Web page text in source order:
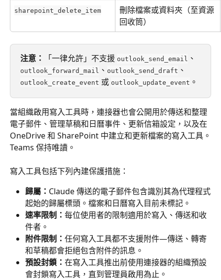
sharepoint_delete_item
刪除檔案或資料夾（至資源
回收筒）
注意： 「一律允許」不支援 outlook_send_email 、
outlook_forward_mail 、 outlook_send_draft 、
outlook_create_event 或 outlook_update_event 。
當組織啟用寫入工具時，連接器也會公開用於傳送和整理
電子郵件、管理草稿和日曆事件、更新信箱設定，以及在
OneDrive 和 SharePoint 中建立和更新檔案的寫入工具。
Teams 保持唯讀。
寫入工具包括下列內建保護措施：
歸屬： Claude 傳送的電子郵件包含識別其為代理程式
起始的歸屬標頭。檔案和日曆寫入目前未標記。
速率限制： 每位使用者的限制適用於寫入、傳送和收
件者。
附件限制： 任何寫入工具都不支援附件—傳送、轉寄
和草稿都會拒絕包含附件的訊息。
預設封鎖： 在寫入工具推出前使用連接器的組織預設
會封鎖寫入工具，直到管理員啟用為止。